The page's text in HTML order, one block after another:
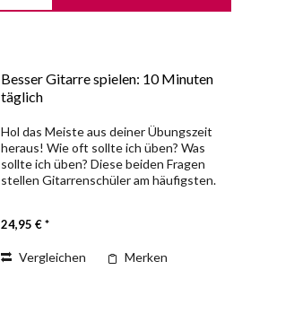
Besser Gitarre spielen: 10 Minuten
täglich
Hol das Meiste aus deiner Übungszeit
heraus! Wie oft sollte ich üben? Was
sollte ich üben? Diese beiden Fragen
stellen Gitarrenschüler am häufigsten.
24,95 € *
Vergleichen Merken